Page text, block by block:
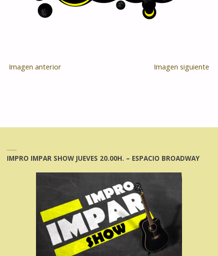
Imagen anterior Imagen siguiente
IMPRO IMPAR SHOW JUEVES 20.00H. – ESPACIO BROADWAY